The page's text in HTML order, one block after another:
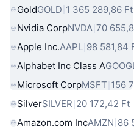
GoldGOLD 1 365 289,86 Ft
Nvidia CorpNVDA 70
Apple Inc.AAPL 98 581,84
Alphabet Inc Class A
Microsoft CorpMSFT 156
SilverSILVER 20 172,42 Ft
Amazon.com IncAMZN 86